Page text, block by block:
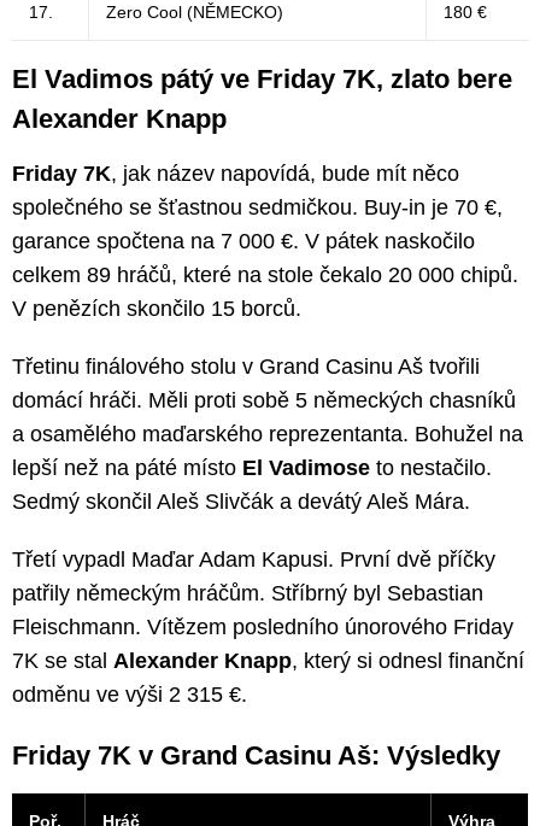
17. Zero Cool (NĚMECKO) 180 €
El Vadimos pátý ve Friday 7K, zlato bere
Alexander Knapp
Friday 7K, jak název napovídá, bude mít něco
společného se šťastnou sedmičkou. Buy-in je 70 €,
garance spočtena na 7 000 €. V pátek naskočilo
celkem 89 hráčů, které na stole čekalo 20 000 chipů.
V penězích skončilo 15 borců.
Třetinu finálového stolu v Grand Casinu Aš tvořili
domácí hráči. Měli proti sobě 5 německých chasníků
a osamělého maďarského reprezentanta. Bohužel na
lepší než na páté místo El Vadimose to nestačilo.
Sedmý skončil Aleš Slivčák a devátý Aleš Mára.
Třetí vypadl Maďar Adam Kapusi. První dvě příčky
patřily německým hráčům. Stříbrný byl Sebastian
Fleischmann. Vítězem posledního únorového Friday
7K se stal Alexander Knapp, který si odnesl finanční
odměnu ve výši 2 315 €.
Friday 7K v Grand Casinu Aš: Výsledky
Poř. Hráč Výhra